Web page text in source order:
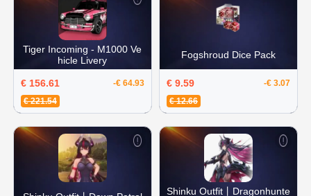
Tiger Incoming - M1000 Ve
hicle Livery
€ 156.61
-€ 64.93
€ 221.54
Fogshroud Dice Pack
€ 9.59
-€ 3.07
€ 12.66
Shinku Outfit丨Dragonhunte